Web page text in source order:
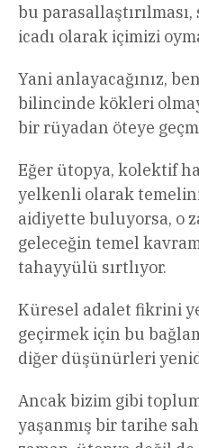
bu
icadı olarak içimizi
Yani anlayacağınız,
bilincinde kökleri
bir rüyadan öteye
Eğer ütopya, kolektif
yelkenli olarak
aidiyette buluyorsa, o
geleceğin temel
tahayyülü sırtlıyor.
Küresel adalet fikrini
geçirmek için bu
diğer düşünürleri
Ancak bizim gibi
yaşanmış bir tarihe